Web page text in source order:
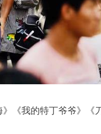
《我的特丁爷爷》《